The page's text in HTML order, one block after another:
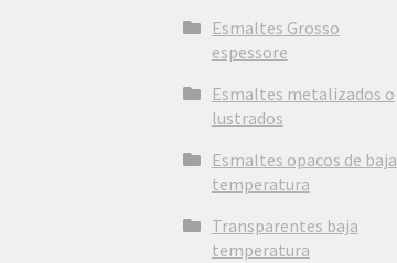
Esmaltes Grosso
espessore
Esmaltes metalizados o
lustrados
Esmaltes opacos de baja
temperatura
Transparentes baja
temperatura